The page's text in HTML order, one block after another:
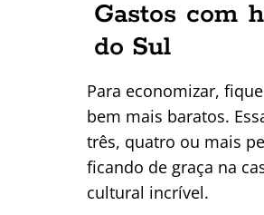
Gastos com
do Sul
Para economizar,
bem mais baratos.
três, quatro ou mais
ficando de graça na
cultural incrível.